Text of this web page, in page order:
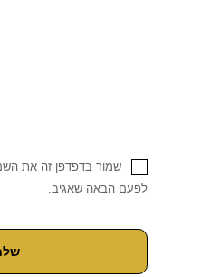
שמור בדפדפן זה את
לפעם הבאה שאגיב.